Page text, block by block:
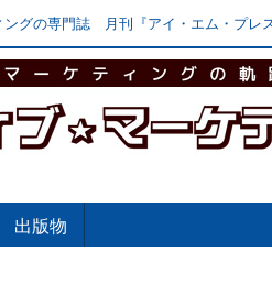
ングの専門誌 月刊『アイ・エム・プレ
出版物